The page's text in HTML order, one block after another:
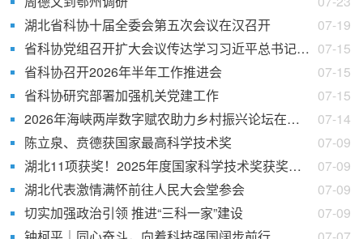
湖北省科协十届全委会第五次会议在汉召开
07-19
省科协党组召开扩大会议传达学习习近平总书记在国家科学技术奖励大会、两院院士大会、中国科协第十一次全国代表大会上的重要讲话精神 07-15
省科协召开2026年半年工作推进会
07-15
省科协研究部署加强机关党建工作
07-15
2026年海峡两岸数字赋农助力乡村振兴论坛在襄阳举办
07-14
陈立泉、贲德获国家最高科学技术奖
07-09
湖北11项获奖！2025年度国家科学技术奖获奖项目出炉！
07-09
湖北代表激情满怀前往人民大会堂参会
07-09
切实加强政治引领 推进“三科一家”建设
07-09